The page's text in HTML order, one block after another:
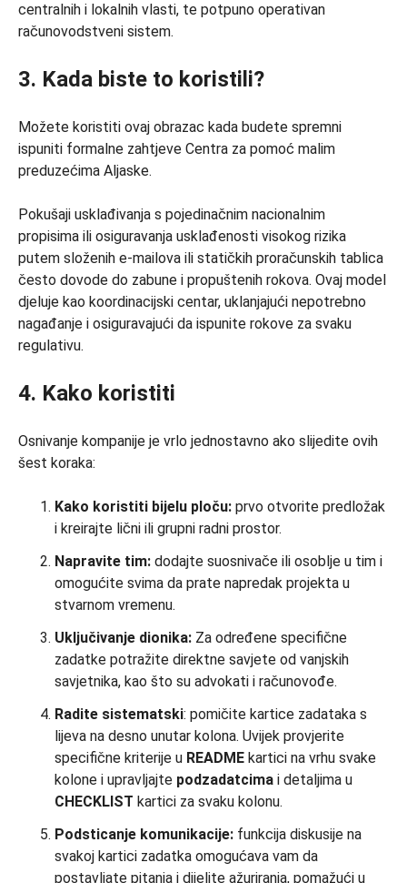
centralnih i lokalnih vlasti, te potpuno operativan
računovodstveni sistem.
3. Kada biste to koristili?
Možete koristiti ovaj obrazac kada budete spremni
ispuniti formalne zahtjeve Centra za pomoć malim
preduzećima Aljaske.
Pokušaji usklađivanja s pojedinačnim nacionalnim
propisima ili osiguravanja usklađenosti visokog rizika
putem složenih e-mailova ili statičkih proračunskih tablica
često dovode do zabune i propuštenih rokova. Ovaj model
djeluje kao koordinacijski centar, uklanjajući nepotrebno
nagađanje i osiguravajući da ispunite rokove za svaku
regulativu.
4. Kako koristiti
Osnivanje kompanije je vrlo jednostavno ako slijedite ovih
šest koraka:
Kako koristiti bijelu ploču: prvo otvorite predložak
i kreirajte lični ili grupni radni prostor.
Napravite tim: dodajte suosnivače ili osoblje u tim i
omogućite svima da prate napredak projekta u
stvarnom vremenu.
Uključivanje dionika: Za određene specifične
zadatke potražite direktne savjete od vanjskih
savjetnika, kao što su advokati i računovođe.
Radite sistematski: pomičite kartice zadataka s
lijeva na desno unutar kolona. Uvijek provjerite
specifične kriterije u README kartici na vrhu svake
kolone i upravljajte podzadatcima i detaljima u
CHECKLIST kartici za svaku kolonu.
Podsticanje komunikacije: funkcija diskusije na
svakoj kartici zadatka omogućava vam da
postavljate pitanja i dijelite ažuriranja, pomažući u